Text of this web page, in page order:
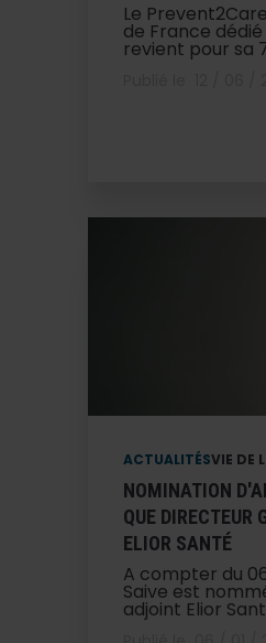
Le
de France
revient pour sa
ACTUALITÉSVIE DE
NOMINATION
QUE DIRECTEUR
ELIOR SANTÉ
A compter du
Saive est
adjoint Elior